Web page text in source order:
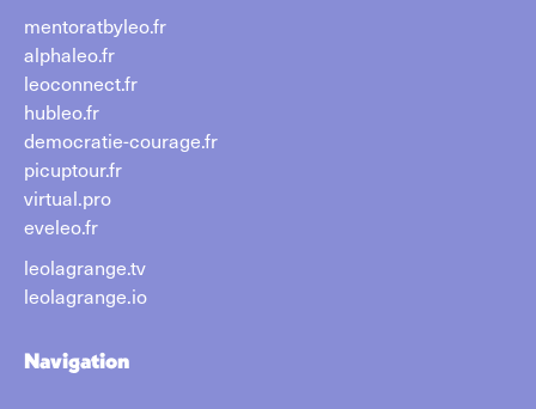
mentoratbyleo.fr
alphaleo.fr
leoconnect.fr
hubleo.fr
democratie-courage.fr
picuptour.fr
virtual.pro
eveleo.fr
leolagrange.tv
leolagrange.io
Navigation